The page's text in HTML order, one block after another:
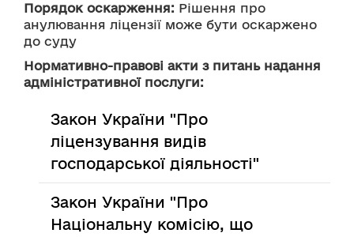
Порядок оскарження: Рішення про
анулювання ліцензії може бути оскаржено
до суду
Нормативно-правові акти з питань надання
адміністративної послуги:
Закон України "Про
ліцензування видів
господарської діяльності"
Закон України "Про
Національну комісію, що